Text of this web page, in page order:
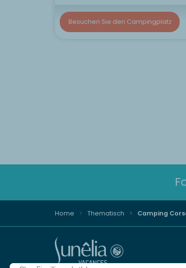
Besuchen Sie den Campingplatz
Home Thematisch Camping